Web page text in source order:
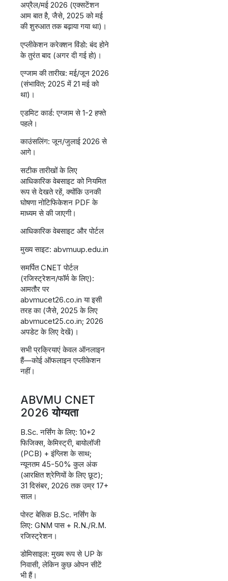
अप्रैल/मई 2026 (एक्सटेंशन
आम बात है, जैसे, 2025 को मई
की शुरुआत तक बढ़ाया गया था)।
एप्लीकेशन करेक्शन विंडो: बंद होने
के तुरंत बाद (अगर दी गई हो)।
एग्जाम की तारीख: मई/जून 2026
(संभावित; 2025 में 21 मई को
था)।
एडमिट कार्ड: एग्जाम से 1-2 हफ्ते
पहले।
काउंसलिंग: जून/जुलाई 2026 से
आगे।
सटीक तारीखों के लिए
आधिकारिक वेबसाइट को नियमित
रूप से देखते रहें, क्योंकि उनकी
घोषणा नोटिफिकेशन PDF के
माध्यम से की जाएगी।
आधिकारिक वेबसाइट और पोर्टल
मुख्य साइट: abvmuup.edu.in
समर्पित CNET पोर्टल
(रजिस्ट्रेशन/फॉर्म के लिए):
आमतौर पर
abvmucet26.co.in या इसी
तरह का (जैसे, 2025 के लिए
abvmucet25.co.in; 2026
अपडेट के लिए देखें)।
सभी प्रक्रियाएं केवल ऑनलाइन
हैं—कोई ऑफलाइन एप्लीकेशन
नहीं।
ABVMU CNET
2026योग्यता
B.Sc. नर्सिंग के लिए: 10+2
फिजिक्स, केमिस्ट्री, बायोलॉजी
(PCB) + इंग्लिश के साथ;
न्यूनतम 45-50% कुल अंक
(आरक्षित श्रेणियों के लिए छूट);
31 दिसंबर, 2026 तक उम्र 17+
साल।
पोस्ट बेसिक B.Sc. नर्सिंग के
लिए: GNM पास + R.N./R.M.
रजिस्ट्रेशन।
डोमिसाइल: मुख्य रूप से UP के
निवासी, लेकिन कुछ ओपन सीटें
भी हैं।